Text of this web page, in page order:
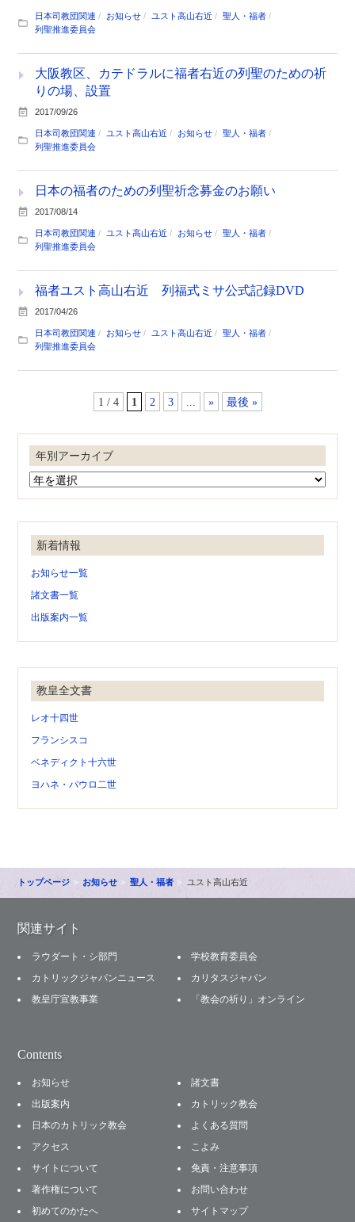
日本司教団関連 お知らせ ユスト高山右近
聖人・福者
列聖推進委員会
大阪教区、カテドラルに福者右近の列聖のための祈
りの場、設置
2017/09/26
日本司教団関連 ユスト高山右近 お知らせ
聖人・福者
列聖推進委員会
日本の福者のための列聖祈念募金のお願い
2017/08/14
日本司教団関連 ユスト高山右近 お知らせ
聖人・福者
列聖推進委員会
福者ユスト高山右近 列福式ミサ公式記録DVD
2017/04/26
日本司教団関連 お知らせ ユスト高山右近
聖人・福者
列聖推進委員会
1 / 4 1 2 3 » 最後 »
年別アーカイブ
新着情報
お知らせ一覧
諸文書一覧
出版案内一覧
教皇全文書
レオ十四世
フランシスコ
ベネディクト十六世
ヨハネ・パウロ二世
トップページ お知らせ 聖人・福者 ユスト高山右近
関連サイト
ラウダート・シ部門
学校教育委員会
カトリックジャパンニュース
カリタスジャパン
教皇庁宣教事業
「教会の祈り」オンライン
Contents
お知らせ
諸文書
出版案内
カトリック教会
日本のカトリック教会
よくある質問
アクセス
こよみ
サイトについて
免責・注意事項
著作権について
お問い合わせ
初めてのかたへ
サイトマップ